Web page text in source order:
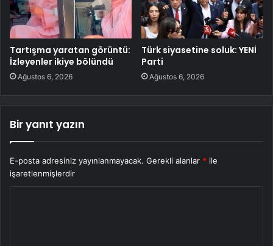
Tartışma yaratan görüntü:
İzleyenler ikiye bölündü
Ağustos 6, 2026
Türk siyasetine soluk: YENİ
Parti
Ağustos 6, 2026
Bir yanıt yazın
E-posta adresiniz yayınlanmayacak. Gerekli alanlar * ile
işaretlenmişlerdir